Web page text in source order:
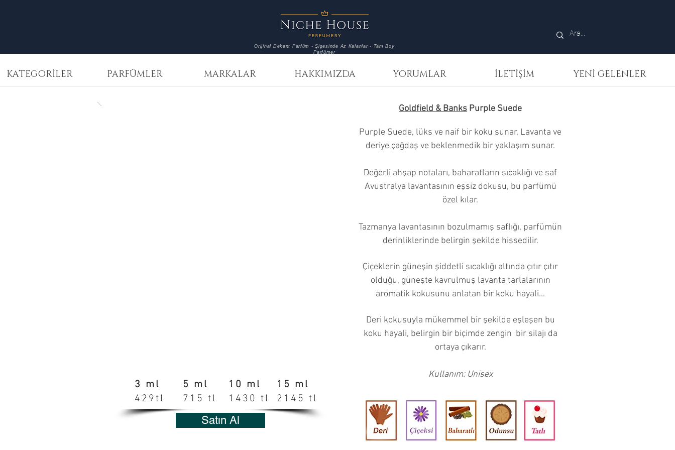
Orijinal Dekant Parfüm - Şişesinde Az Kalanlar - Tam Boy
Parfümer
KATEGORİLER PARFÜMLER MARKALAR HAKKIMIZDA YORUMLAR İLETİŞİM YENİ GELENLER
3 ml
429tl
5 ml
715 tl
10 ml
1430 tl
15 ml
2145 tl
Satın Al
Goldfield & Banks Purple Suede
Purple Suede, lüks ve naif bir koku sunar. Lavanta ve
deriye çağdaş ve beklenmedik bir yaklaşım sunar.
Değerli ahşap notaları, baharatların sıcaklığı ve saf
Avustralya lavantasının eşsiz dokusu, bu parfümü
özel kılar.
Tazmanya lavantasının bozulmamış saflığı, parfümün
derinliklerinde belirgin şekilde hissedilir.
Çiçeklerin güneşin şiddetli sıcaklığı altında çıtır çıtır
olduğu, güneşte kavrulmuş lavanta tarlalarının
aromatik kokusunu anlatan bir koku hayali...
Deri kokusuyla mükemmel bir şekilde eşleşen bu
koku hayali, belirgin bir biçimde zengin bir silajı da
ortaya çıkarır.
Kullanım: Unisex